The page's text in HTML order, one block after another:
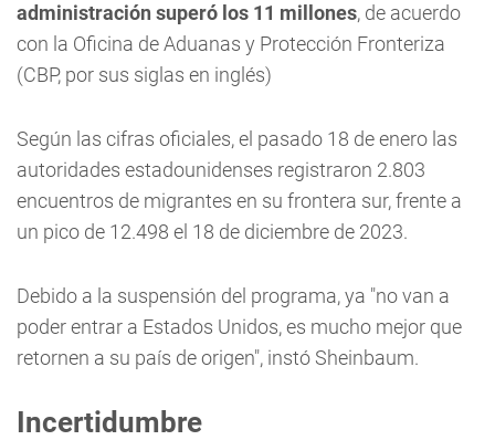
administración superó los 11 millones, de acuerdo
con la Oficina de Aduanas y Protección Fronteriza
(CBP, por sus siglas en inglés)
Según las cifras oficiales, el pasado 18 de enero las
autoridades estadounidenses registraron 2.803
encuentros de migrantes en su frontera sur, frente a
un pico de 12.498 el 18 de diciembre de 2023.
Debido a la suspensión del programa, ya "no van a
poder entrar a Estados Unidos, es mucho mejor que
retornen a su país de origen", instó Sheinbaum.
Incertidumbre